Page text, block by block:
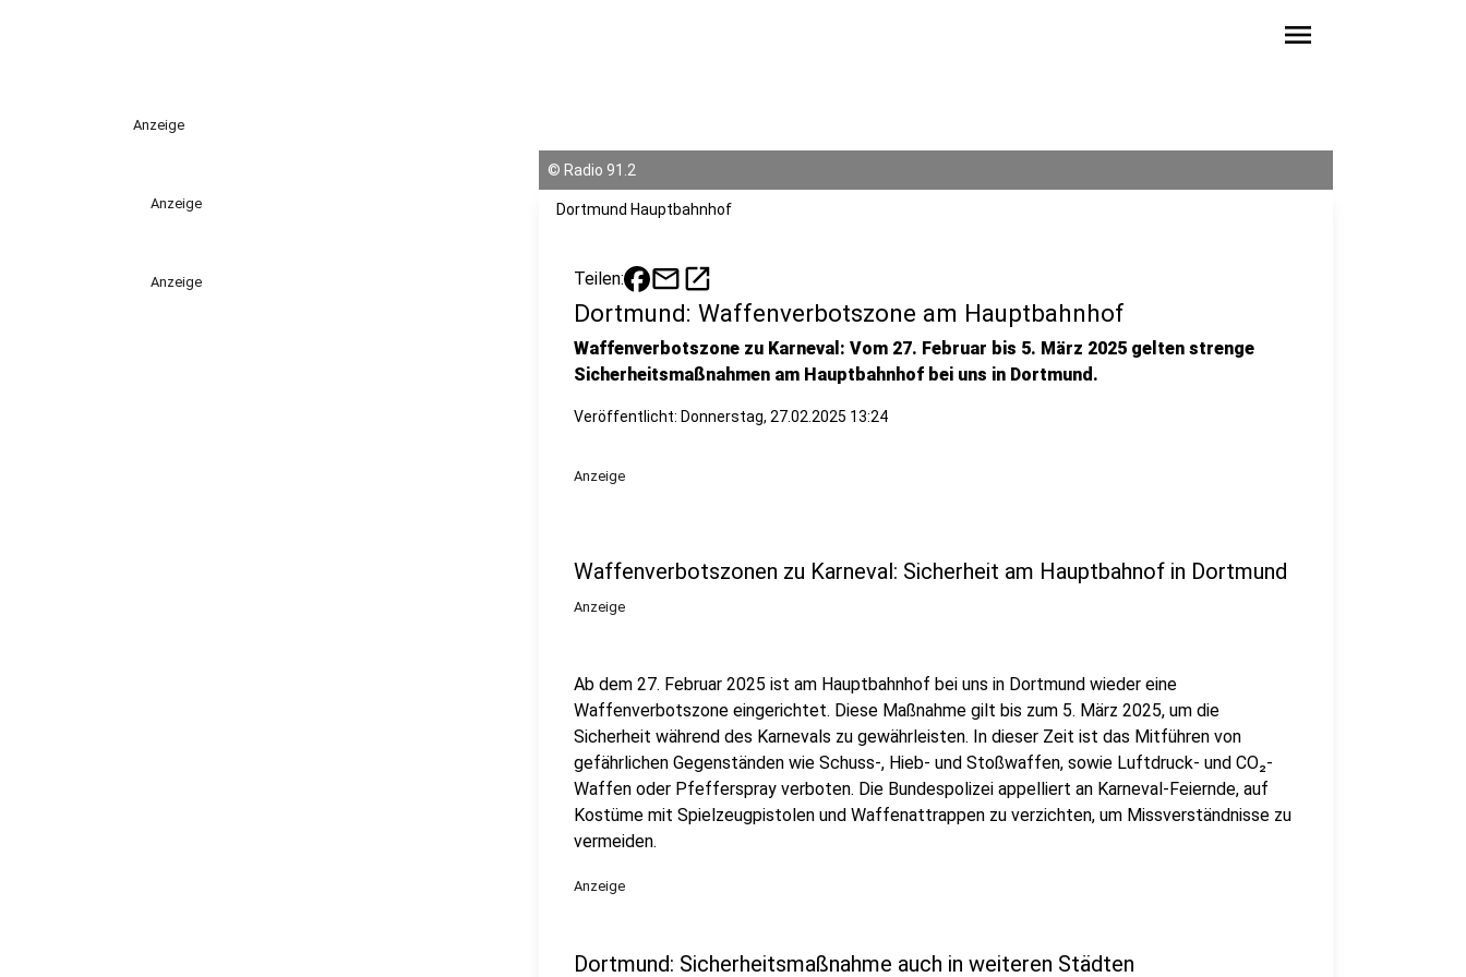
menu
Anzeige
Anzeige
Anzeige
© Radio 91.2
Dortmund Hauptbahnhof
Teilen: mailopen_in_new
Dortmund: Waffenverbotszone am Hauptbahnhof
Waffenverbotszone zu Karneval: Vom 27. Februar bis 5. März 2025 gelten strenge
Sicherheitsmaßnahmen am Hauptbahnhof bei uns in Dortmund.
Veröffentlicht: Donnerstag, 27.02.2025 13:24
Anzeige
Waffenverbotszonen zu Karneval: Sicherheit am Hauptbahnof in Dortmund
Anzeige
Ab dem 27. Februar 2025 ist am Hauptbahnhof bei uns in Dortmund wieder eine
Waffenverbotszone eingerichtet. Diese Maßnahme gilt bis zum 5. März 2025, um die
Sicherheit während des Karnevals zu gewährleisten. In dieser Zeit ist das Mitführen von
gefährlichen Gegenständen wie Schuss-, Hieb- und Stoßwaffen, sowie Luftdruck- und CO₂-
Waffen oder Pfefferspray verboten. Die Bundespolizei appelliert an Karneval-Feiernde, auf
Kostüme mit Spielzeugpistolen und Waffenattrappen zu verzichten, um Missverständnisse zu
vermeiden.
Anzeige
Dortmund: Sicherheitsmaßnahme auch in weiteren Städten